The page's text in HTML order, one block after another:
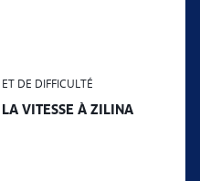
DE DIFFICULTÉ
LA VITESSE À ZILINA